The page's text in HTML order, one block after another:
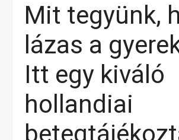
Mit tegyünk,
lázas a
Itt egy kiváló
hollandiai